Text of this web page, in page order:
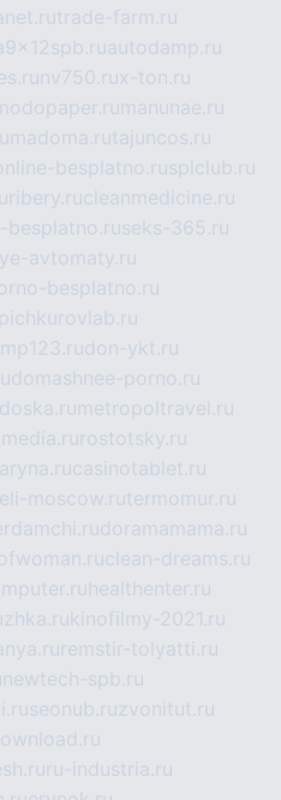
trade-farm.ru
autodamp.ru
nv750.rux-ton.ru
modopaper.ru manunae.ru
madoma.rutajuncos.ru
besplatno.rusplclub.ru
ribery.rucleanmedicine.ru
seks-365.ru
avtomaty.ru
besplatno.ru
pichkurovlab.ru
don-ykt.ru
domashnee-porno.ru
metropoltravel.ru
rostotsky.ru
casinotablet.ru
moscow.rutermomur.ru
doramamama.ru
clean-dreams.ru
healthenter.ru
kinofilmy-2021.ru
remstir-tolyatti.ru
newtech-spb.ru
seonub.ruzvonitut.ru
ru-industria.ru